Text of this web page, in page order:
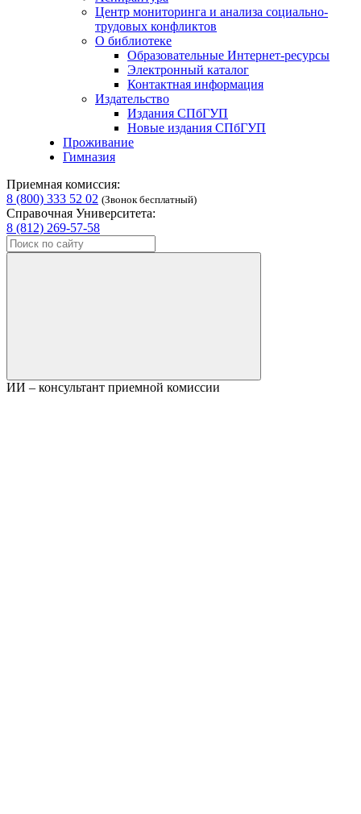
Центр мониторинга и анализа социально-
трудовых конфликтов
О библиотеке
Образовательные Интернет-ресурсы
Электронный каталог
Контактная информация
Издательство
Издания СПбГУП
Новые издания СПбГУП
Проживание
Гимназия
Приемная комиссия:
8 (800) 333 52 02 (Звонок бесплатный)
Справочная Университета:
8 (812) 269-57-58
ИИ – консультант приемной комиссии